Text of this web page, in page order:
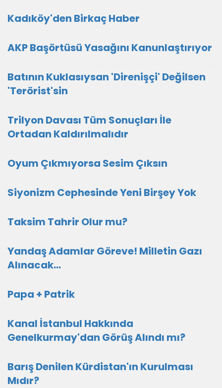
Kadıköy'den Birkaç Haber
AKP Başörtüsü Yasağını Kanunlaştırıyor
Batının Kuklasıysan 'Direnişçi' Değilsen
'Terörist'sin
Trilyon Davası Tüm Sonuçları İle
Ortadan Kaldırılmalıdır
Oyum Çıkmıyorsa Sesim Çıksın
Siyonizm Cephesinde Yeni Birşey Yok
Taksim Tahrir Olur mu?
Yandaş Adamlar Göreve! Milletin Gazı
Alınacak...
Papa + Patrik
Kanal İstanbul Hakkında
Genelkurmay'dan Görüş Alındı mı?
Barış Denilen Kürdistan'ın Kurulması
Mıdır?